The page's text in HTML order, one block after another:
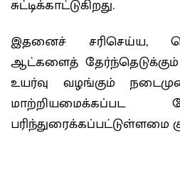
சுட்டிக்காட்டுகிறது.
இதனைச் சரிசெய்ய,
ஆட்களைத்
உயர்வு வழங்கும்
பரிந்துரைக்கப்பட்டுள்ளமை